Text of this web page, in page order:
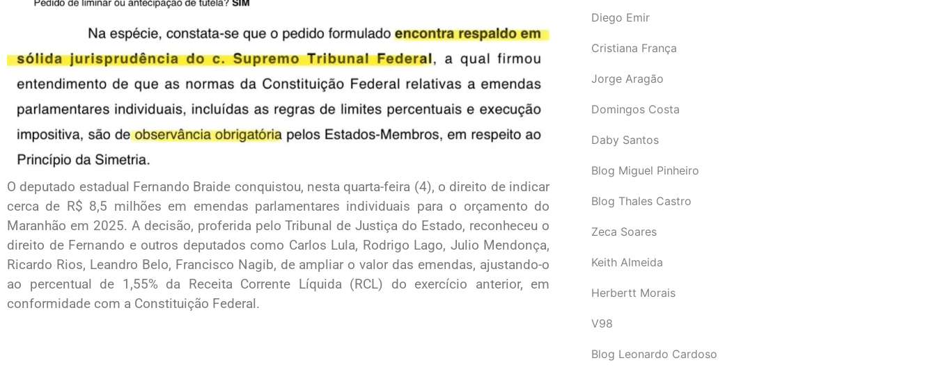
O deputado estadual Fernando Braide conquistou, nesta quarta-feira (4), o direito de indicar
cerca de R$ 8,5 milhões em emendas parlamentares individuais para o orçamento do
Maranhão em 2025. A decisão, proferida pelo Tribunal de Justiça do Estado, reconheceu o
direito de Fernando e outros deputados como Carlos Lula, Rodrigo Lago, Julio Mendonça,
Ricardo Rios, Leandro Belo, Francisco Nagib, de ampliar o valor das emendas, ajustando-o
ao percentual de 1,55% da Receita Corrente Líquida (RCL) do exercício anterior, em
conformidade com a Constituição Federal.
Diego Emir
Cristiana França
Jorge Aragão
Domingos Costa
Daby Santos
Blog Miguel Pinheiro
Blog Thales Castro
Zeca Soares
Keith Almeida
Herbertt Morais
V98
Blog Leonardo Cardoso